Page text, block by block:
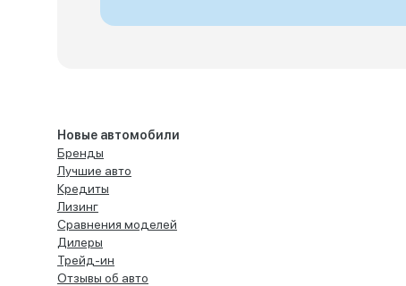
Новые автомобили
Бренды
Лучшие авто
Кредиты
Лизинг
Сравнения моделей
Дилеры
Трейд-ин
Отзывы об авто